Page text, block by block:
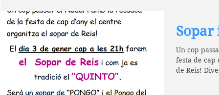
Sopar
Un cop
festa de cap
de Reis!